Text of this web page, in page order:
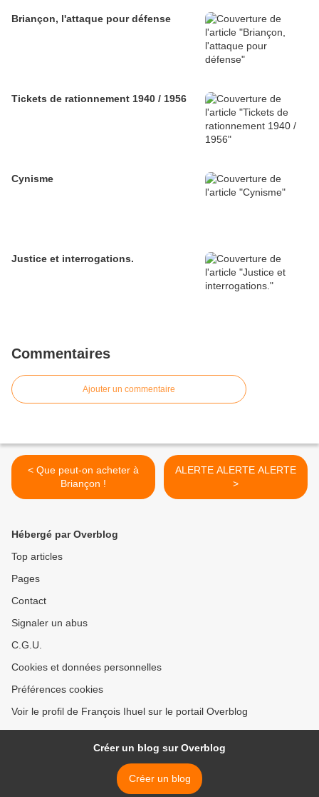
Briançon, l'attaque pour défense
Tickets de rationnement 1940 / 1956
Cynisme
Justice et interrogations.
Commentaires
Ajouter un commentaire
< Que peut-on acheter à
Briançon !
ALERTE ALERTE ALERTE
>
Hébergé par Overblog
Top articles
Pages
Contact
Signaler un abus
C.G.U.
Cookies et données personnelles
Préférences cookies
Voir le profil de François Ihuel sur le portail Overblog
Créer un blog sur Overblog
Créer un blog